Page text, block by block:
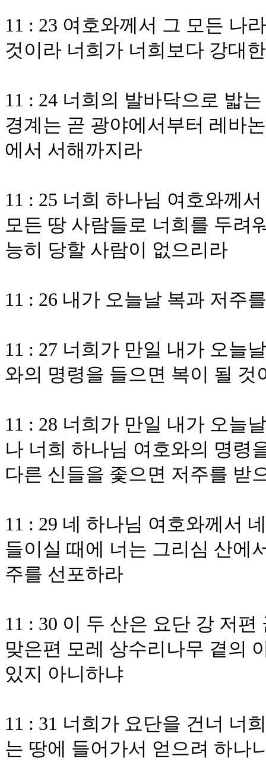
11 : 23 여호와께서 그 모든 나
것이라 너희가 너희보다 강대
11 : 24 너희의 발바닥으로 밟
경계는 곧 광야에서부터 레바
에서 서해까지라
11 : 25 너희 하나님 여호와께
모든 땅 사람들로 너희를 두려
능히 당할 사람이 없으리라
11 : 26 내가 오늘날 복과 저주
11 : 27 너희가 만일 내가 오늘
와의 명령을 들으면 복이 될 것
11 : 28 너희가 만일 내가 오늘
나 너희 하나님 여호와의 명령
다른 신들을 좇으면 저주를 받
11 : 29 네 하나님 여호와께서
들이실 때에 너는 그리심 산에
주를 선포하라
11 : 30 이 두 산은 요단 강 저
맞은편 모레 상수리나무 곁의
있지 아니하냐
11 : 31 너희가 요단을 건너 너
는 땅에 들어가서 얻으려 하나